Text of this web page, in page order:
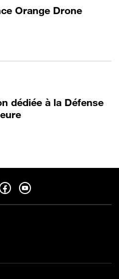
Orange Drone
dédiée à la Défense
- ouverture dans un nouvel onglet
sur linkedin - ouverture dans un nouvel onglet
Suivez-nous sur facebook - ouverture dans un
Suivez-nous sur youtube - ouverture dans